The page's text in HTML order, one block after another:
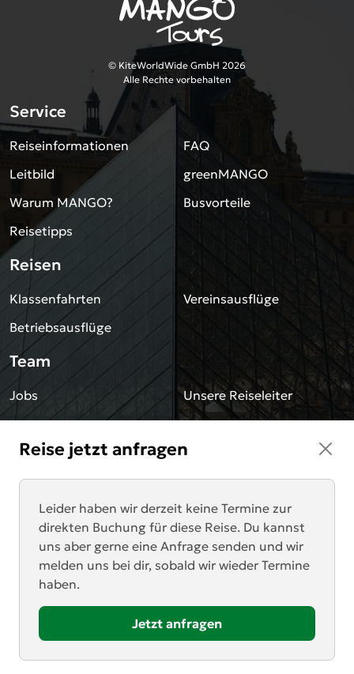
Reise jetzt anfragen
Leider haben wir derzeit keine Termine zur
direkten Buchung für diese Reise. Du kannst
uns aber gerne eine Anfrage senden und wir
melden uns bei dir, sobald wir wieder Termine
haben.
Jetzt anfragen
© KiteWorldWide GmbH 2026
Alle Rechte vorbehalten
Service
Reiseinformationen
Leitbild
Warum MANGO?
Reisetipps
FAQ
greenMANGO
Busvorteile
Reisen
Klassenfahrten
Betriebsausflüge
Vereinsausflüge
Team
Jobs Unsere Reiseleiter
Sonstiges
Downloads
Datenschutz
Newsletter
Kontakt
Anrufen
Mail schreiben
Zum Angebotsformular